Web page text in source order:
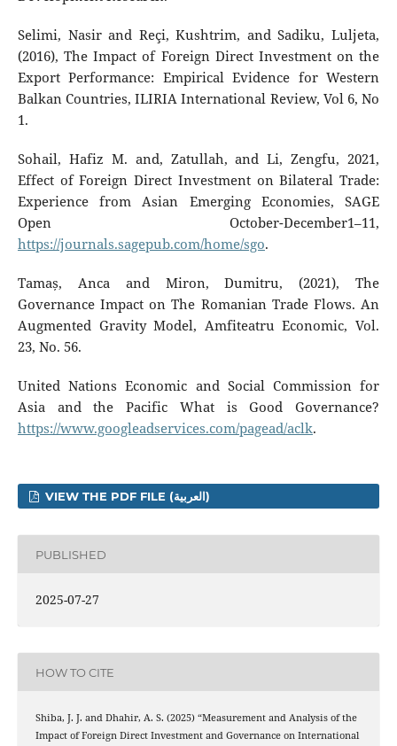
Selimi, Nasir and Reçi, Kushtrim, and Sadiku, Luljeta,
(2016), The Impact of Foreign Direct Investment on the
Export Performance: Empirical Evidence for Western
Balkan Countries, ILIRIA International Review, Vol 6, No
1.
Sohail, Hafiz M. and, Zatullah, and Li, Zengfu, 2021,
Effect of Foreign Direct Investment on Bilateral Trade:
Experience from Asian Emerging Economies, SAGE
Open October-December1–11,
https://journals.sagepub.com/home/sgo.
Tamaș, Anca and Miron, Dumitru, (2021), The
Governance Impact on The Romanian Trade Flows. An
Augmented Gravity Model, Amfiteatru Economic, Vol.
23, No. 56.
United Nations Economic and Social Commission for
Asia and the Pacific What is Good Governance?
https://www.googleadservices.com/pagead/aclk.
VIEW THE PDF FILE (العربية)
PUBLISHED
2025-07-27
HOW TO CITE
Shiba, J. J. and Dhahir, A. S. (2025) “Measurement and Analysis of the
Impact of Foreign Direct Investment and Governance on International